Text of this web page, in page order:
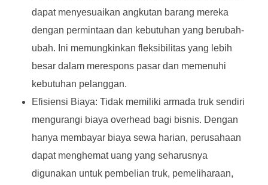
dapat menyesuaikan angkutan barang mereka
dengan permintaan dan kebutuhan yang berubah-
ubah. Ini memungkinkan fleksibilitas yang lebih
besar dalam merespons pasar dan memenuhi
kebutuhan pelanggan.
Efisiensi Biaya: Tidak memiliki armada truk sendiri
mengurangi biaya overhead bagi bisnis. Dengan
hanya membayar biaya sewa harian, perusahaan
dapat menghemat uang yang seharusnya
digunakan untuk pembelian truk, pemeliharaan,